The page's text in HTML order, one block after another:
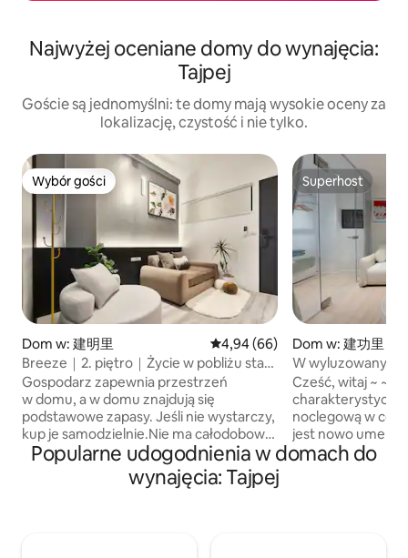
Najwyżej oceniane domy do wynajęcia:
Tajpej
Goście są jednomyślni: te domy mają wysokie oceny za
lokalizację, czystość i nie tylko.
Wybór gości
Wybór gości
Dom w: 建明里 Średnia ocena: 4,94 na 5,
4,94 (66)
Breeze｜2. piętro｜Życie w pobliżu stacji
Kingtong｜Spacer po ulicy Chifeng｜
MRT Beimen｜W pobliżu stacji kolejowej
Tajpej｜Jedzenie i zakupy｜Kolej
lotniskowa
Gospodarz zapewnia przestrzeń
w domu, a w domu znajdują się
podstawowe zapasy. Jeśli nie wystarczy,
kup je samodzielnie.Nie ma całodobowej
obsługi, codziennego sprzątania ani
codziennego uzupełniania zapasów.
Jeśli potrzebujesz usług hotelowych,
Superhost
Superhost
Dom w: 建功里
W wyluzowanym
swoją przestrzeń,
Ximending,
Market
Cześć, witaj ~ ~ ~
noclegową w
jest nowo
mieszkaniem z
Popularne udogodnienia w domach do
wynajęcia: Tajpej